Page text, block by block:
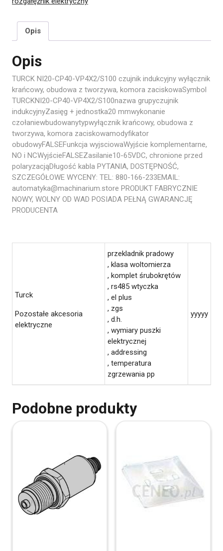
Opis
Opis
TURCK NI20-CP40-VP4X2/S100 czujnik indukcyjny wyłącznik
krańcowy, obudowa z tworzywa, komora zaciskowaSymbol
TURCKNI20-CP40-VP4X2/S100nazwa grupyczujnik
indukcyjnyZasięg + jednostka20 mmwykonanie
czołaniewbudowanytypwyłącznik krańcowy, obudowa z
tworzywa, komora zaciskowamodyfikator
obudowyFALSEFunkcja wyjsciowaWyjście komplementarne,
NO i NCWyjścieFALSEZasilanie10-65VDC, chronione przed
polaryzacjąDługość kabla PYTANIA, DOSTĘPNOŚĆ,
SZCZEGÓŁOWE WYCENY: TEL: 880-166-233EMAIL:
automatyka@machinarium.store PRODUKT FABRYCZNIE
NOWY, WOLNY OD WAD POSIADA PEŁNĄ GWARANCJĘ
PRODUCENTA
Turck
Pozostałe akcesoria
elektryczne
przekladnik pradowy
, klasa woltomierza
, komplet śrubokrętów
, rs485 wtyczka
, el plus
, zgs
, d.h.
, wymiary puszki
elektrycznej
, addressing
, temperatura
zgrzewania pp
yyyyy
Podobne produkty